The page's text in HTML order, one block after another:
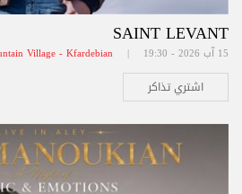
SAINT LEVANT
15 آب 2026 - 19:30 | Village - Kfardebian
اشتري تذاكر